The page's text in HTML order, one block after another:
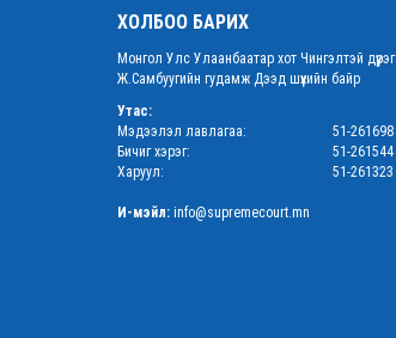
ХОЛБОО БАРИХ
Монгол Улс Улаанбаатар хот Чингэлтэй дүүрэг
Ж.Самбуугийн гудамж Дээд шүүхийн байр
Утас:
Мэдээлэл лавлагаа:
51-261698
Бичиг хэрэг:
51-261544
Харуул:
51-261323
И-мэйл: info@supremecourt.mn